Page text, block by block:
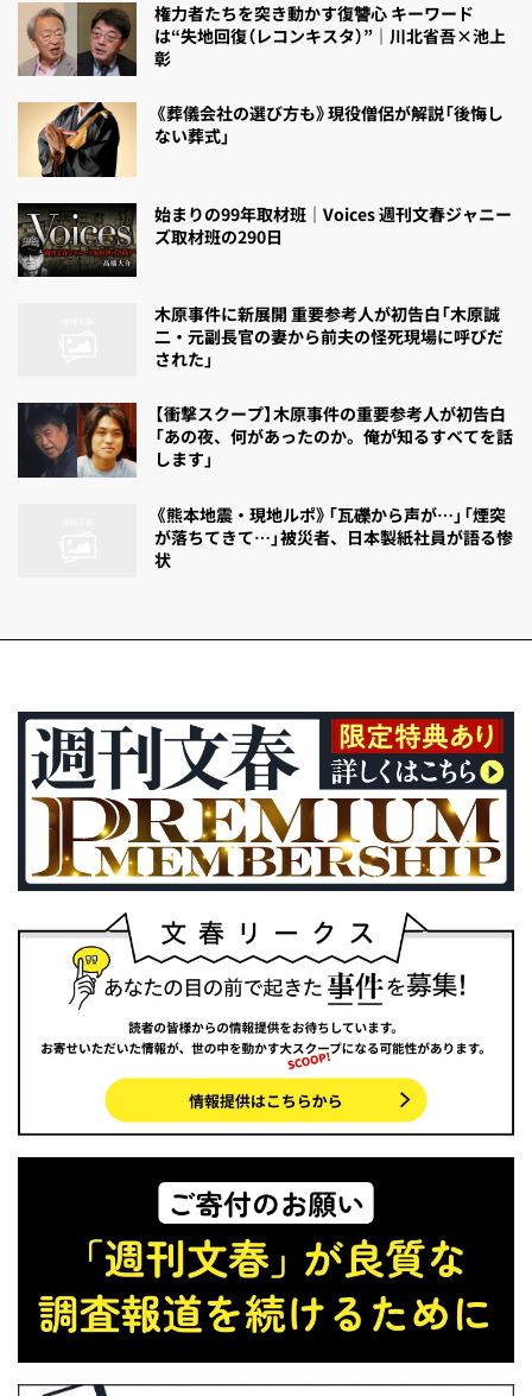
権力者たちを突き動かす復讐心 キーワード
は“失地回復（レコンキスタ）”｜川北省吾×池上
彰
《葬儀会社の選び方も》現役僧侶が解説「後悔し
ない葬式」
始まりの99年取材班｜Voices 週刊文春ジャニー
ズ取材班の290日
木原事件に新展開 重要参考人が初告白「木原誠
二・元副長官の妻から前夫の怪死現場に呼びだ
された」
【衝撃スクープ】木原事件の重要参考人が初告白
「あの夜、何があったのか。俺が知るすべてを話
します」
《熊本地震・現地ルポ》「瓦礫から声が…」「煙突
が落ちてきて…」被災者、日本製紙社員が語る惨
状